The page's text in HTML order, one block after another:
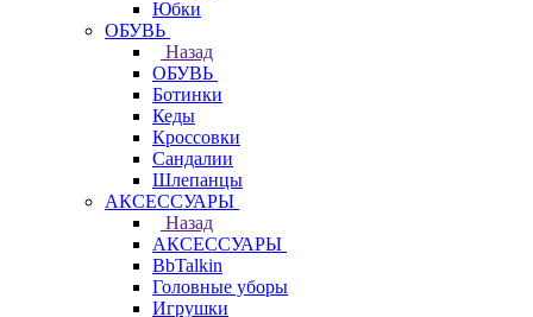
Юбки
ОБУВЬ
Назад
ОБУВЬ
Ботинки
Кеды
Кроссовки
Сандалии
Шлепанцы
АКСЕССУАРЫ
Назад
АКСЕССУАРЫ
BbTalkin
Головные уборы
Игрушки